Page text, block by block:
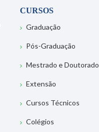
CURSOS
Graduação
Pós-Graduação
Mestrado e Doutorado
Extensão
Cursos Técnicos
Colégios